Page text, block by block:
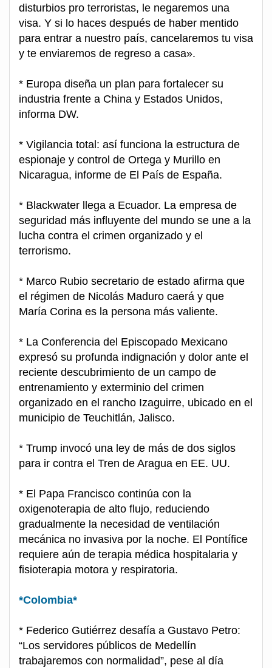
disturbios pro terroristas, le negaremos una
visa. Y si lo haces después de haber mentido
para entrar a nuestro país, cancelaremos tu visa
y te enviaremos de regreso a casa».
* Europa diseña un plan para fortalecer su
industria frente a China y Estados Unidos,
informa DW.
* Vigilancia total: así funciona la estructura de
espionaje y control de Ortega y Murillo en
Nicaragua, informe de El País de España.
* Blackwater llega a Ecuador. La empresa de
seguridad más influyente del mundo se une a la
lucha contra el crimen organizado y el
terrorismo.
* Marco Rubio secretario de estado afirma que
el régimen de Nicolás Maduro caerá y que
María Corina es la persona más valiente.
* La Conferencia del Episcopado Mexicano
expresó su profunda indignación y dolor ante el
reciente descubrimiento de un campo de
entrenamiento y exterminio del crimen
organizado en el rancho Izaguirre, ubicado en el
municipio de Teuchitlán, Jalisco.
* Trump invocó una ley de más de dos siglos
para ir contra el Tren de Aragua en EE. UU.
* El Papa Francisco continúa con la
oxigenoterapia de alto flujo, reduciendo
gradualmente la necesidad de ventilación
mecánica no invasiva por la noche. El Pontífice
requiere aún de terapia médica hospitalaria y
fisioterapia motora y respiratoria.
*Colombia*
* Federico Gutiérrez desafía a Gustavo Petro:
“Los servidores públicos de Medellín
trabajaremos con normalidad”, pese al día